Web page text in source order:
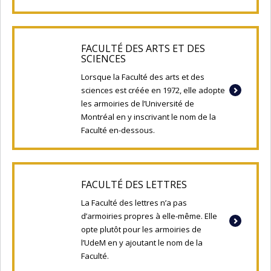
FACULTÉ DES ARTS ET DES
SCIENCES
Lorsque la Faculté des arts et des
sciences est créée en 1972, elle adopte
les armoiries de l’Université de
Montréal en y inscrivant le nom de la
Faculté en-dessous.
FACULTÉ DES LETTRES
La Faculté des lettres n’a pas
d’armoiries propres à elle-même. Elle
opte plutôt pour les armoiries de
l’UdeM en y ajoutant le nom de la
Faculté.